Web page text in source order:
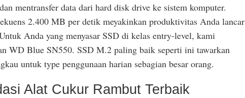
mentransfer data dari hard disk drive ke sistem komputer.
2.400 MB per detik meyakinkan produktivitas Anda lancar
Anda yang menyasar SSD di kelas entry-level, kami
WD Blue SN550. SSD M.2 paling baik seperti ini tawarkan
untuk type penggunaan harian sebagian besar orang.
Alat Cukur Rambut Terbaik